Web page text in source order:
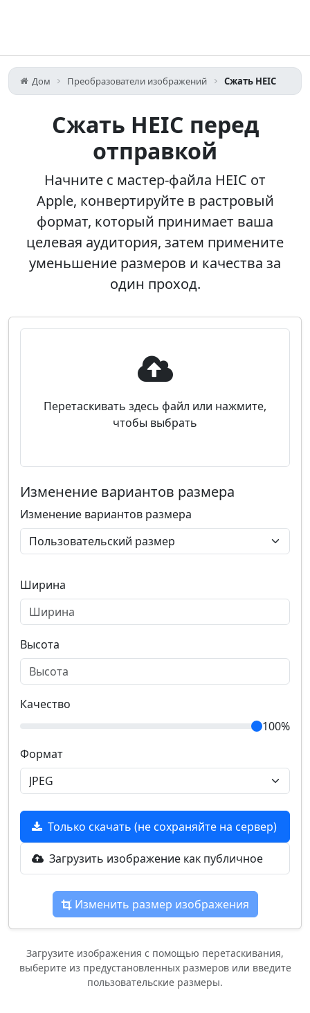
Дом Преобразователи изображений Сжать HEIC
Сжать HEIC перед
отправкой
Начните с мастер-файла HEIC от
Apple, конвертируйте в растровый
формат, который принимает ваша
целевая аудитория, затем примените
уменьшение размеров и качества за
один проход.
Перетаскивать здесь файл или нажмите,
чтобы выбрать
Изменение вариантов размера
Изменение вариантов размера
Ширина
Высота
Качество
100%
Формат
Только скачать (не сохраняйте на сервер)
Загрузить изображение как публичное
Изменить размер изображения
Загрузите изображения с помощью перетаскивания,
выберите из предустановленных размеров или введите
пользовательские размеры.